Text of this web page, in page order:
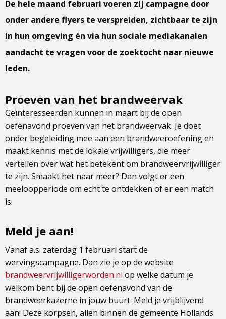
De hele maand februari voeren zij campagne door
onder andere flyers te verspreiden, zichtbaar te zijn
in hun omgeving én via hun sociale mediakanalen
aandacht te vragen voor de zoektocht naar nieuwe
leden.
Proeven van het brandweervak
Geïnteresseerden kunnen in maart bij de open
oefenavond proeven van het brandweervak. Je doet
onder begeleiding mee aan een brandweeroefening en
maakt kennis met de lokale vrijwilligers, die meer
vertellen over wat het betekent om brandweervrijwilliger
te zijn. Smaakt het naar meer? Dan volgt er een
meeloopperiode om echt te ontdekken of er een match
is.
Meld je aan!
Vanaf a.s. zaterdag 1 februari start de
wervingscampagne. Dan zie je op de website
brandweervrijwilligerworden.nl op welke datum je
welkom bent bij de open oefenavond van de
brandweerkazerne in jouw buurt. Meld je vrijblijvend
aan! Deze korpsen, allen binnen de gemeente Hollands